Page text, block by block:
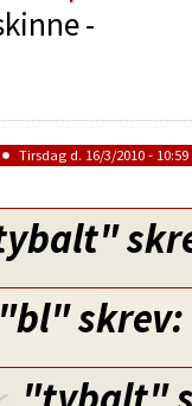
-
Tirsdag d. 16/3/2010 - 10:59
"bl"skrev: